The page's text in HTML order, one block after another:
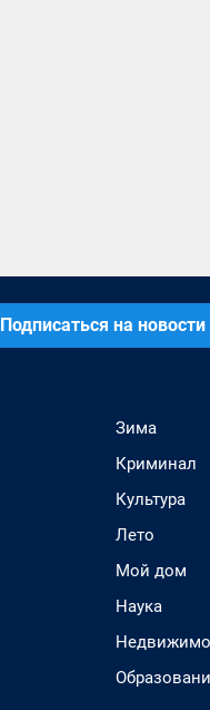
Подписаться на новости
Зима
Криминал
Культура
Лето
Мой дом
Наука